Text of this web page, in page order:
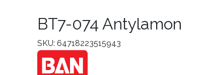
BT7-074 Antylamon
SKU: 64718223515943